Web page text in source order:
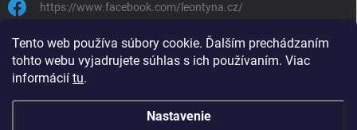
Tento web používa súbory cookie. Ďalším prechádzaním
tohto webu vyjadrujete súhlas s ich používaním. Viac
informácií tu.
Nastavenie
https://www.facebook.com/leontyna.cz/
leontyna.cz
@leontyna.cz